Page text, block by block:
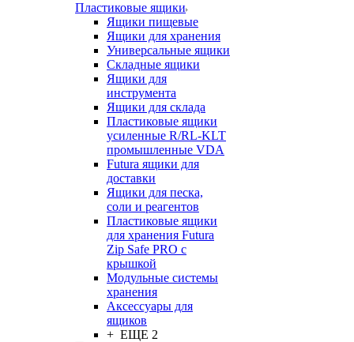
Пластиковые ящики
Ящики пищевые
Ящики для хранения
Универсальные ящики
Складные ящики
Ящики для
инструмента
Ящики для склада
Пластиковые ящики
усиленные R/RL-KLT
промышленные VDA
Futura ящики для
доставки
Ящики для песка,
соли и реагентов
Пластиковые ящики
для хранения Futura
Zip Safe PRO с
крышкой
Модульные системы
хранения
Аксессуары для
ящиков
+ ЕЩЕ 2